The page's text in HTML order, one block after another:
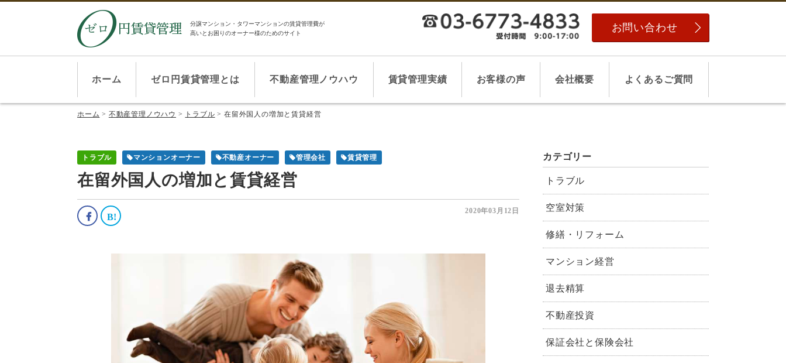
分譲マンション・タワーマンションの賃貸管理費が
高いとお困りのオーナー様のためのサイト
お問い合わせ
ホーム ゼロ円賃貸管理とは 不動産管理ノウハウ 賃貸管理実績 お客様の声 会社概要 よくあるご質問
ホーム > 不動産管理ノウハウ > トラブル >在留外国人の増加と賃貸経営
トラブル マンションオーナー 不動産オーナー 管理会社 賃貸管理
在留外国人の増加と賃貸経営
2020年03月12日
カテゴリー
トラブル
空室対策
修繕・リフォーム
マンション経営
退去精算
不動産投資
保証会社と保険会社